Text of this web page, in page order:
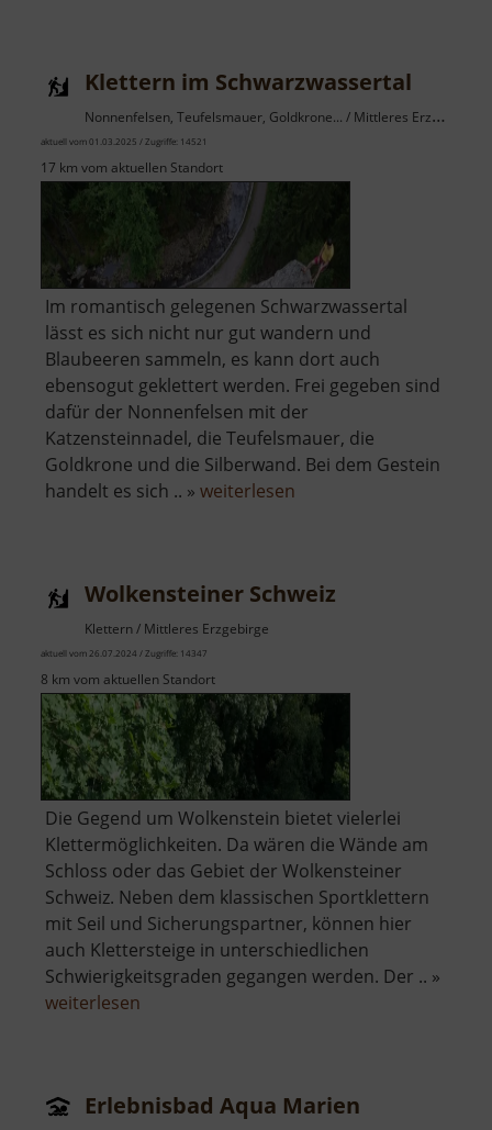
Klettern im Schwarzwassertal
Nonnenfelsen, Teufelsmauer, Goldkrone... / Mittleres Erzgebirge
aktuell vom 01.03.2025 / Zugriffe: 14521
17 km vom aktuellen Standort
Im romantisch gelegenen Schwarzwassertal
lässt es sich nicht nur gut wandern und
Blaubeeren sammeln, es kann dort auch
ebensogut geklettert werden. Frei gegeben sind
dafür der Nonnenfelsen mit der
Katzensteinnadel, die Teufelsmauer, die
Goldkrone und die Silberwand. Bei dem Gestein
handelt es sich .. » weiterlesen
Wolkensteiner Schweiz
Klettern / Mittleres Erzgebirge
aktuell vom 26.07.2024 / Zugriffe: 14347
8 km vom aktuellen Standort
Die Gegend um Wolkenstein bietet vielerlei
Klettermöglichkeiten. Da wären die Wände am
Schloss oder das Gebiet der Wolkensteiner
Schweiz. Neben dem klassischen Sportklettern
mit Seil und Sicherungspartner, können hier
auch Klettersteige in unterschiedlichen
Schwierigkeitsgraden gegangen werden. Der .. »
weiterlesen
Erlebnisbad Aqua Marien